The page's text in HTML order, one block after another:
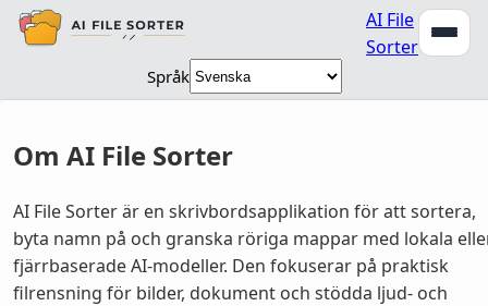
AI File
Sorter
Språk
Om AI File Sorter
AI File Sorter är en skrivbordsapplikation för att sortera,
byta namn på och granska röriga mappar med lokala
fjärrbaserade AI-modeller. Den fokuserar på praktisk
filrensning för bilder, dokument och stödda ljud- och